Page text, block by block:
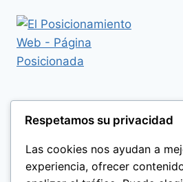
Respetamos su privacidad
Las cookies nos ayudan a
experiencia, ofrecer